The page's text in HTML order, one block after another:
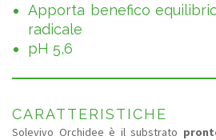
Apporta benefico
radicale
pH 5,6
CARATTERISTICHE
Solevivo Orchidee è il substrato